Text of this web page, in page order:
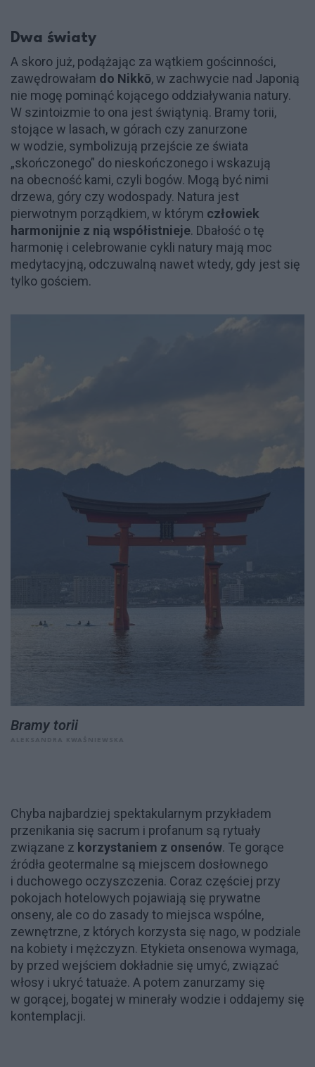
Dwa światy
A skoro już, podążając za wątkiem gościnności,
zawędrowałam do Nikkō, w zachwycie nad Japonią
nie mogę pominąć kojącego oddziaływania natury.
W szintoizmie to ona jest świątynią. Bramy torii,
stojące w lasach, w górach czy zanurzone
w wodzie, symbolizują przejście ze świata
„skończonego” do nieskończonego i wskazują
na obecność kami, czyli bogów. Mogą być nimi
drzewa, góry czy wodospady. Natura jest
pierwotnym porządkiem, w którym człowiek
harmonijnie z nią współistnieje. Dbałość o tę
harmonię i celebrowanie cykli natury mają moc
medytacyjną, odczuwalną nawet wtedy, gdy jest się
tylko gościem.
Bramy torii
Chyba najbardziej spektakularnym przykładem
przenikania się sacrum i profanum są rytuały
związane z korzystaniem z onsenów. Te gorące
źródła geotermalne są miejscem dosłownego
i duchowego oczyszczenia. Coraz częściej przy
pokojach hotelowych pojawiają się prywatne
onseny, ale co do zasady to miejsca wspólne,
zewnętrzne, z których korzysta się nago, w podziale
na kobiety i mężczyzn. Etykieta onsenowa wymaga,
by przed wejściem dokładnie się umyć, związać
włosy i ukryć tatuaże. A potem zanurzamy się
w gorącej, bogatej w minerały wodzie i oddajemy się
kontemplacji.